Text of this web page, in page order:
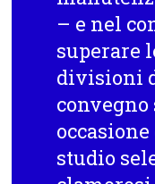
– e nel
superare
divisioni
convegno
studio